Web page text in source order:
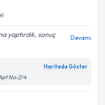
yaptırdık, sonuç
Devamı
Haritada Göster
No:2/4